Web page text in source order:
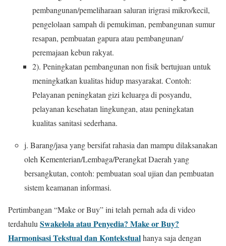
pembangunan/pemeliharaan saluran irigrasi mikro/kecil,
pengelolaan sampah di pemukiman, pembangunan sumur
resapan, pembuatan gapura atau pembangunan/
peremajaan kebun rakyat.
2). Peningkatan pembangunan non fisik bertujuan untuk
meningkatkan kualitas hidup masyarakat. Contoh:
Pelayanan peningkatan gizi keluarga di posyandu,
pelayanan kesehatan lingkungan, atau peningkatan
kualitas sanitasi sederhana.
j. Barang/jasa yang bersifat rahasia dan mampu dilaksanakan
oleh Kementerian/Lembaga/PerangkatDaerah yang
bersangkutan, contoh: pembuatan soal ujian dan pembuatan
sistem keamanan informasi.
Pertimbangan “Make or Buy” ini telah pernah ada di video
terdahulu Swakelola atau Penyedia? Make or Buy?
Harmonisasi Tekstual dan Kontekstualhanya saja dengan